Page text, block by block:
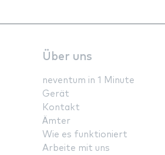
Über uns
neventum in 1 Minute
Gerät
Kontakt
Ämter
Wie es funktioniert
Arbeite mit uns